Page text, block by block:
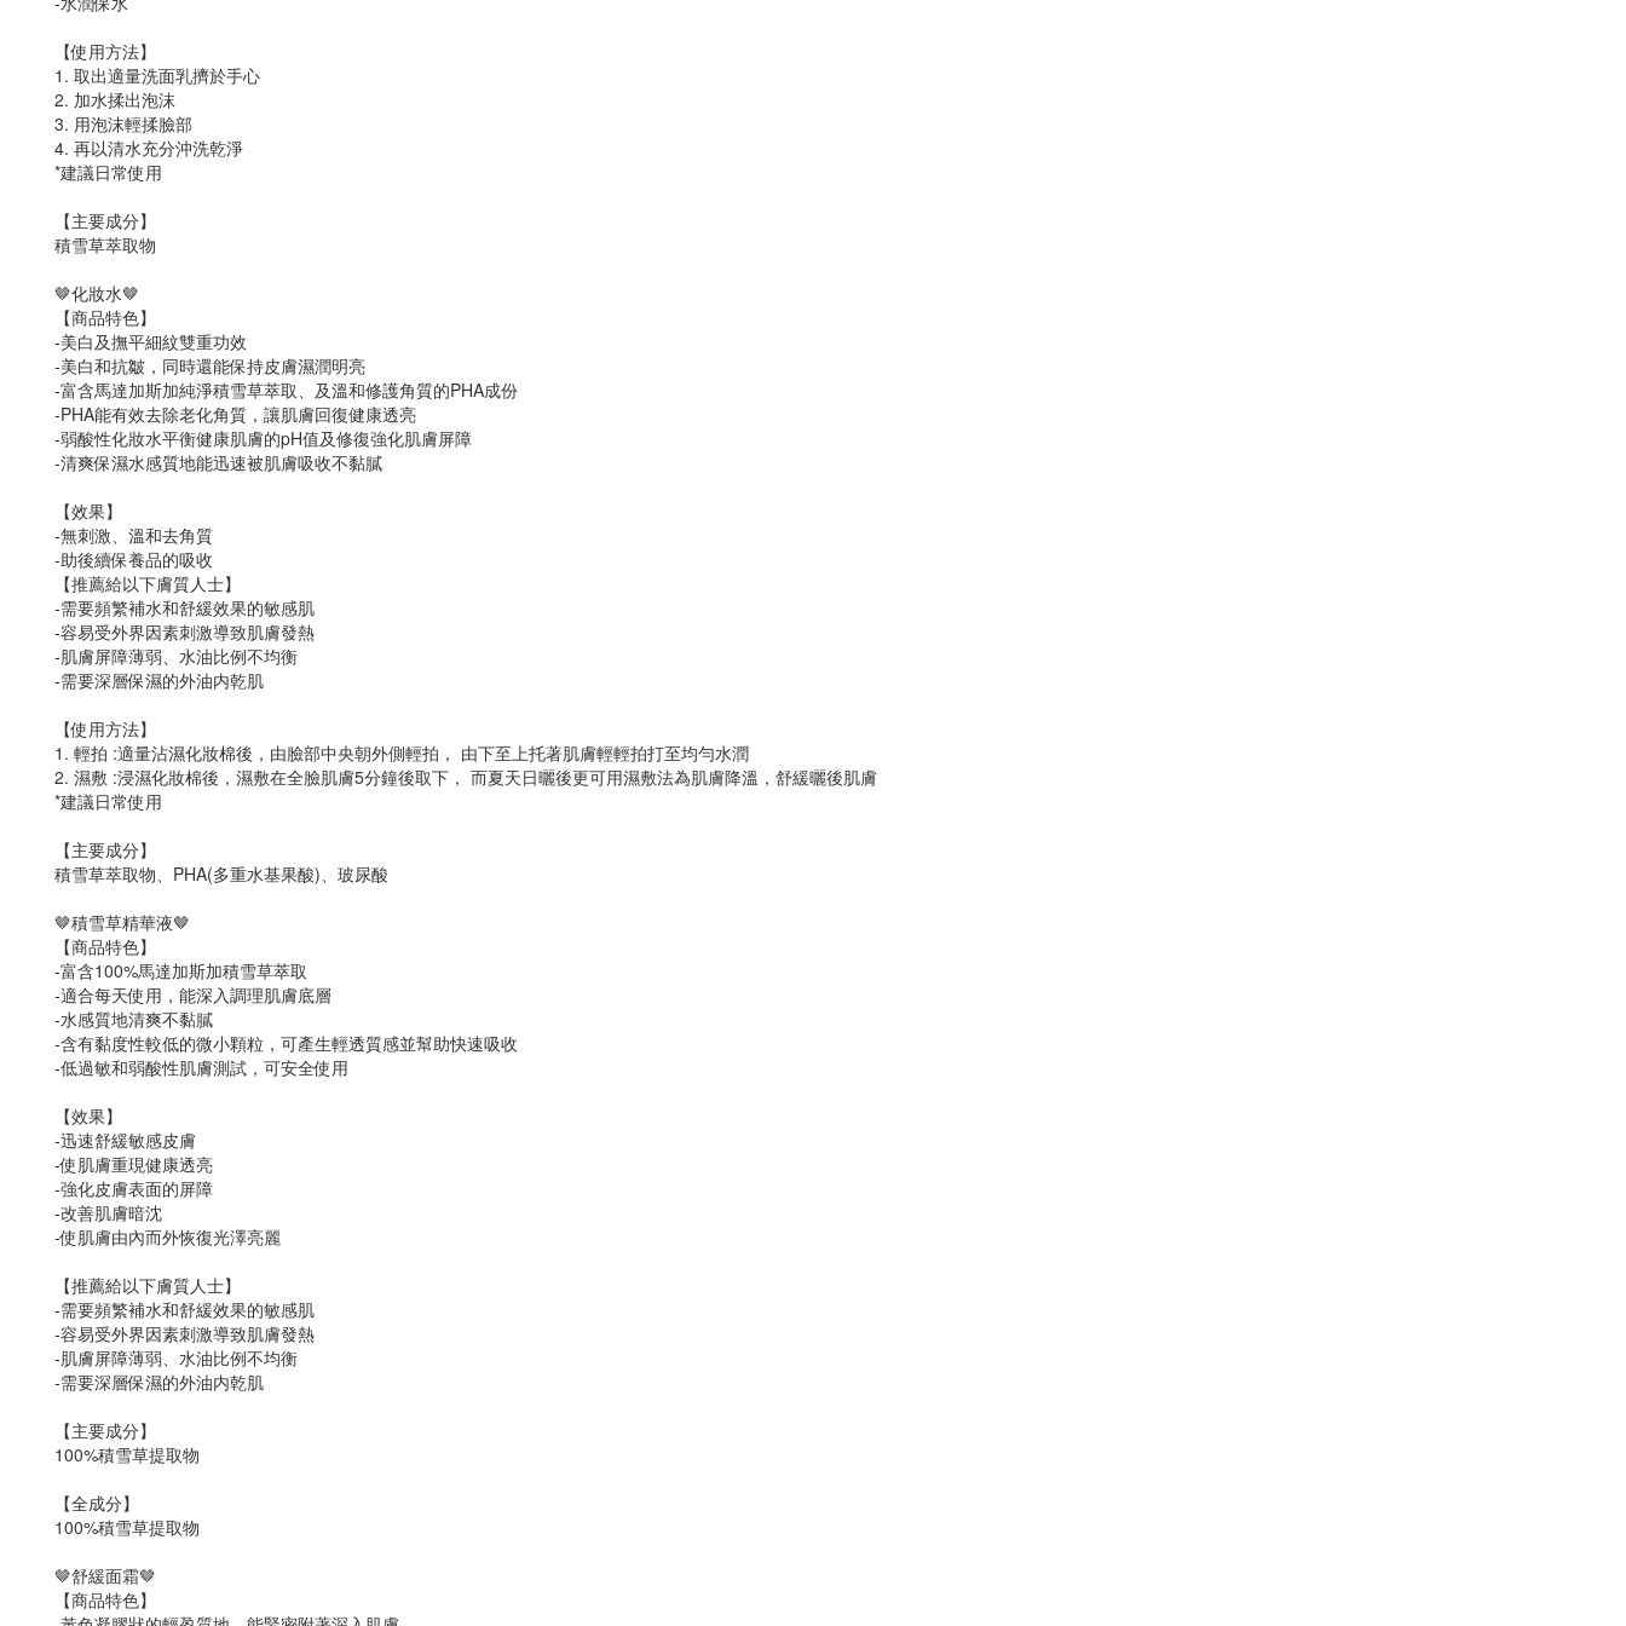
【使用方法】
1. 取出適量洗面乳擠於手心
2. 加水揉出泡沫
3. 用泡沫輕揉臉部
4. 再以清水充分沖洗乾淨
*建議日常使用
【主要成分】
積雪草萃取物
🤎化妝水🤎
【商品特色】
-美白及撫平細紋雙重功效
-美白和抗皺，同時還能保持皮膚濕潤明亮
-富含馬達加斯加純淨積雪草萃取、及溫和修護角質的PHA成份
-PHA能有效去除老化角質，讓肌膚回復健康透亮
-弱酸性化妝水平衡健康肌膚的pH值及修復強化肌膚屏障
-清爽保濕水感質地能迅速被肌膚吸收不黏膩
【效果】
-無刺激、溫和去角質
-助後續保養品的吸收
【推薦給以下膚質人士】
-需要頻繁補水和舒緩效果的敏感肌
-容易受外界因素刺激導致肌膚發熱
-肌膚屏障薄弱、水油比例不均衡
-需要深層保濕的外油内乾肌
【使用方法】
1. 輕拍 :適量沾濕化妝棉後，由臉部中央朝外側輕拍， 由下至上托著肌膚輕輕拍打至均勻水潤
2. 濕敷 :浸濕化妝棉後，濕敷在全臉肌膚5分鐘後取下， 而夏天日曬後更可用濕敷法為肌膚降溫，舒緩曬後肌膚
*建議日常使用
【主要成分】
積雪草萃取物、PHA(多重水基果酸)、玻尿酸
🤎積雪草精華液🤎
【商品特色】
-富含100%馬達加斯加積雪草萃取
-適合每天使用，能深入調理肌膚底層
-水感質地清爽不黏膩
-含有黏度性較低的微小顆粒，可產生輕透質感並幫助快速吸收
-低過敏和弱酸性肌膚測試，可安全使用
【效果】
-迅速舒緩敏感皮膚
-使肌膚重現健康透亮
-強化皮膚表面的屏障
-改善肌膚暗沈
-使肌膚由內而外恢復光澤亮麗
【推薦給以下膚質人士】
-需要頻繁補水和舒緩效果的敏感肌
-容易受外界因素刺激導致肌膚發熱
-肌膚屏障薄弱、水油比例不均衡
-需要深層保濕的外油内乾肌
【主要成分】
100%積雪草提取物
【全成分】
100%積雪草提取物
🤎舒緩面霜🤎
【商品特色】